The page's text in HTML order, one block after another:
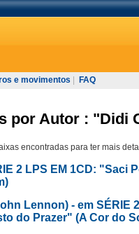
e movimentos FAQ
por Autor : "Didi
encontradas para ter mais
2 LPS EM 1CD: "Saci
Lennon) - em SÉRIE
do Prazer" (A Cor do